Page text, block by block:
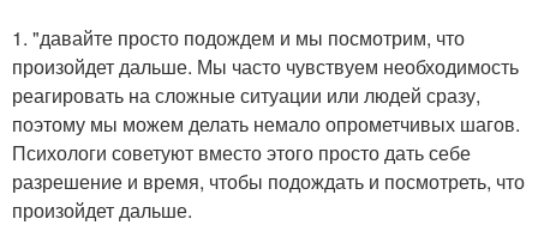
1. "давайте просто подождем и мы посмотрим, что
произойдет дальше. Мы часто чувствуем необходимость
реагировать на сложные ситуации или людей сразу,
поэтому мы можем делать немало опрометчивых шагов.
Психологи советуют вместо этого просто дать себе
разрешение и время, чтобы подождать и посмотреть, что
произойдет дальше.